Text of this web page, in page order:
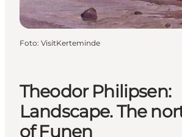
Theodor Philipsen:
Landscape. The
of Funen
Foto: VisitKerteminde